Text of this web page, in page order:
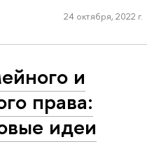
24 октября, 2022 г.
и
права:
идеи